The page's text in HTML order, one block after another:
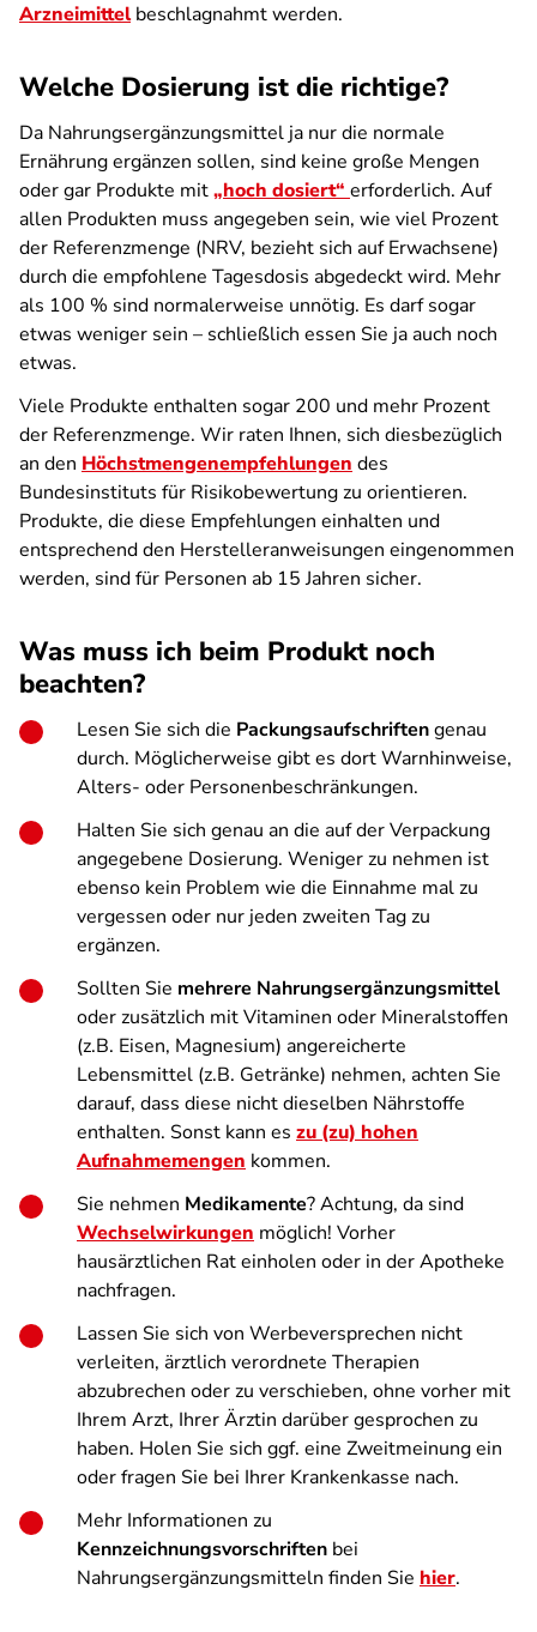
Arzneimittelbeschlagnahmt werden.
Welche Dosierung ist die richtige?
Da Nahrungsergänzungsmittel ja nur die normale
Ernährung ergänzen sollen, sind keine große Mengen
oder gar Produkte mit„hoch dosiert“ erforderlich. Auf
allen Produkten muss angegeben sein, wie viel Prozent
der Referenzmenge (NRV, bezieht sich auf Erwachsene)
durch die empfohlene Tagesdosis abgedeckt wird. Mehr
als 100 % sind normalerweise unnötig. Es darf sogar
etwas weniger sein – schließlich essen Sie ja auch noch
etwas.
Viele Produkte enthalten sogar 200 und mehr Prozent
der Referenzmenge. Wir raten Ihnen, sich diesbezüglich
an den Höchstmengenempfehlungen des
Bundesinstituts für Risikobewertung zu orientieren.
Produkte, die diese Empfehlungen einhalten und
entsprechend den Herstelleranweisungen eingenommen
werden, sind für Personen ab 15 Jahren sicher.
Was muss ich beim Produkt noch
beachten?
Lesen Sie sich die Packungsaufschriftengenau
durch. Möglicherweise gibt es dort Warnhinweise,
Alters- oder Personenbeschränkungen.
Halten Sie sich genau an die auf der Verpackung
angegebene Dosierung. Weniger zu nehmen ist
ebenso kein Problem wie die Einnahme mal zu
vergessen oder nur jeden zweiten Tag zu
ergänzen.
Sollten Sie mehrere Nahrungsergänzungsmittel
oder zusätzlich mit Vitaminen oder Mineralstoffen
(z.B. Eisen, Magnesium) angereicherte
Lebensmittel (z.B. Getränke) nehmen, achten Sie
darauf, dass diese nicht dieselben Nährstoffe
enthalten. Sonst kann es zu (zu) hohen
Aufnahmemengen kommen.
Sie nehmen Medikamente? Achtung, da sind
Wechselwirkungen möglich! Vorher
hausärztlichen Rat einholen oder in der Apotheke
nachfragen.
Lassen Sie sich von Werbeversprechen nicht
verleiten, ärztlich verordnete Therapien
abzubrechen oder zu verschieben, ohne vorher mit
Ihrem Arzt, Ihrer Ärztin darüber gesprochen zu
haben. Holen Sie sich ggf. eine Zweitmeinung ein
oder fragen Sie bei Ihrer Krankenkasse nach.
Mehr Informationen zu
Kennzeichnungsvorschriften bei
Nahrungsergänzungsmitteln finden Sie hier.